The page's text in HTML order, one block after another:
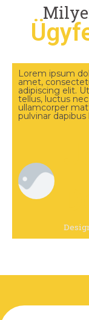
Lorem ipsum
amet,
adipiscing elit.
tellus, luctus nec
ullamcorper
pulvinar dapibus